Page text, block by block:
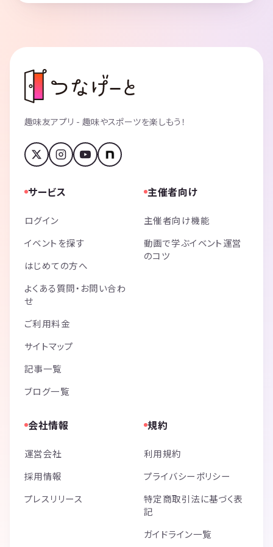
趣味友アプリ - 趣味やスポーツを楽しもう！
サービス
ログイン
イベントを探す
はじめての方へ
よくある質問・お問い合わ
せ
ご利用料金
サイトマップ
記事一覧
ブログ一覧
主催者向け
主催者向け機能
動画で学ぶイベント運営
のコツ
会社情報
運営会社
採用情報
プレスリリース
規約
利用規約
プライバシーポリシー
特定商取引法に基づく表
記
ガイドライン一覧